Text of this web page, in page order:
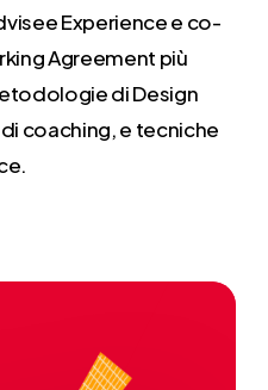
Experiencee co-
Agreement più
di Design
coaching, e tecniche